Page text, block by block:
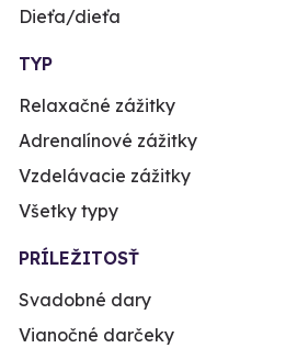
Dieťa/dieťa
TYP
Relaxačné zážitky
Adrenalínové zážitky
Vzdelávacie zážitky
Všetky typy
PRÍLEŽITOSŤ
Svadobné dary
Vianočné darčeky